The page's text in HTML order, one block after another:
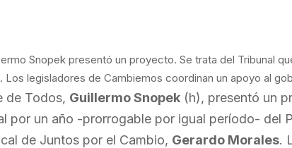
Snopek presentó un proyecto. Se trata del Tribunal
legisladores de Cambiemos coordinan un apoyo al
de Todos, Guillermo Snopek (h), presentó un
por un año -prorrogable por igual período- del
de Juntos por el Cambio, Gerardo Morales.